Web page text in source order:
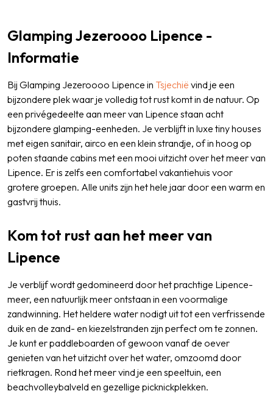
Glamping Jezeroooo Lipence -
Informatie
Bij Glamping Jezeroooo Lipence in Tsjechië vind je een
bijzondere plek waar je volledig tot rust komt in de natuur. Op
een privégedeelte aan meer van Lipence staan acht
bijzondere glamping-eenheden. Je verblijft in luxe tiny houses
met eigen sanitair, airco en een klein strandje, of in hoog op
poten staande cabins met een mooi uitzicht over het meer van
Lipence. Er is zelfs een comfortabel vakantiehuis voor
grotere groepen. Alle units zijn het hele jaar door een warm en
gastvrij thuis.
Kom tot rust aan het meer van
Lipence
Je verblijf wordt gedomineerd door het prachtige Lipence-
meer, een natuurlijk meer ontstaan in een voormalige
zandwinning. Het heldere water nodigt uit tot een verfrissende
duik en de zand- en kiezelstranden zijn perfect om te zonnen.
Je kunt er paddleboarden of gewoon vanaf de oever
genieten van het uitzicht over het water, omzoomd door
rietkragen. Rond het meer vind je een speeltuin, een
beachvolleybalveld en gezellige picknickplekken.